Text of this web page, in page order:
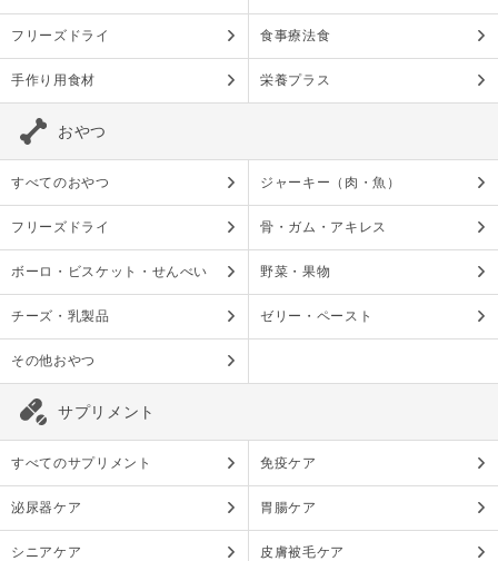
フリーズドライ 食事療法食
手作り用食材 栄養プラス
おやつ
すべてのおやつ ジャーキー（肉・魚）
フリーズドライ 骨・ガム・アキレス
ボーロ・ビスケット・せんべい 野菜・果物
チーズ・乳製品 ゼリー・ペースト
その他おやつ
サプリメント
すべてのサプリメント 免疫ケア
泌尿器ケア 胃腸ケア
シニアケア 皮膚被毛ケア